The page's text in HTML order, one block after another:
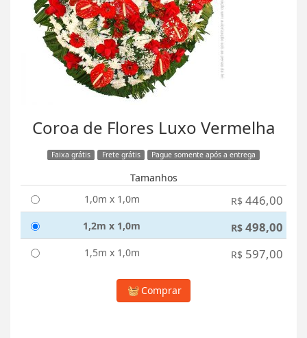
Coroa de Flores Luxo Vermelha
Faixa grátis Frete grátis Pague somente após a entrega
Tamanhos
1,0m x 1,0m
R$ 446,00
1,2m x 1,0m R$ 498,00
1,5m x 1,0m R$ 597,00
Comprar